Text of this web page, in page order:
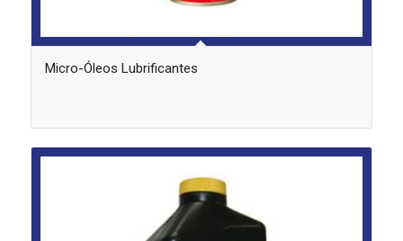
Micro-Óleos Lubrificantes